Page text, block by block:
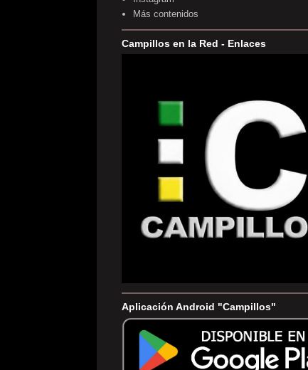
Más contenidos
Campillos en la Red - Enlaces
Aplicación Android "Campillos"